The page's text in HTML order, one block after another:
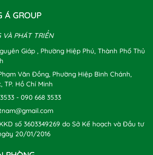
Á GROUP
VÀ PHÁT TRIỂN
Giáp , Phường Hiệp Phú, Thành Phố Thủ
Văn Đồng, Phường Hiệp Bình Chánh,
TP. Hồ Chí Minh
- 090 668 3533
số 3603349269 do Sở Kế hoạch và Đầu tư
20/01/2016